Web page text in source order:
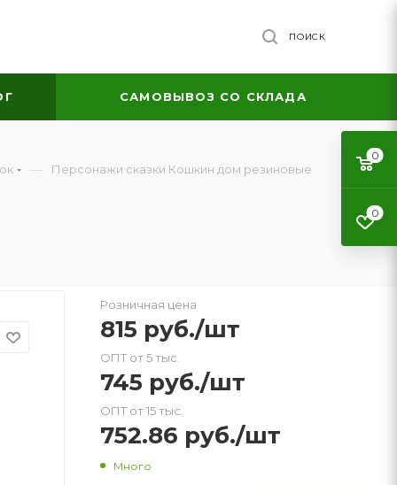
ПОИСК
САМОВЫВОЗ СО СКЛАДА
— Персонажи сказки Кошкин дом резиновые
Розничная цена
815 руб./шт
ОПТ от 5 тыс.
745 руб./шт
ОПТ от 15 тыс.
752.86 руб./шт
Много
0
0